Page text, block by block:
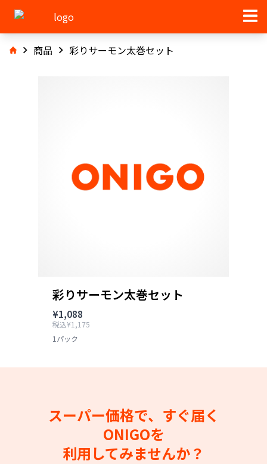
商品 彩りサーモン太巻セット
彩りサーモン太巻セット
¥1,088
税込¥1,175
1パック
スーパー価格で、すぐ届く
ONIGOを
利用してみませんか？